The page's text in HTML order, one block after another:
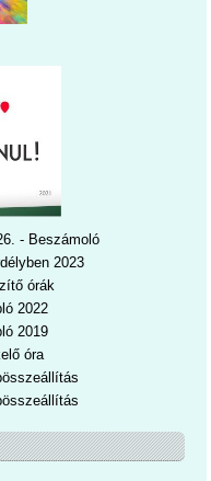
- Beszámoló
2023
órák
2022
ó 2019
óra